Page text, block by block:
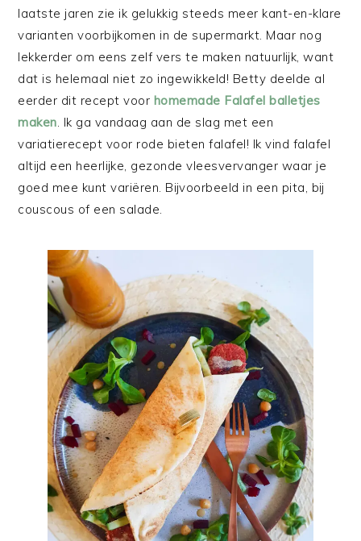
laatste jaren zie ik gelukkig steeds meer kant-en-klare
varianten voorbijkomen in de supermarkt. Maar nog
lekkerder om eens zelf vers te maken natuurlijk, want
dat is helemaal niet zo ingewikkeld! Betty deelde al
eerder dit recept voor homemade Falafel balletjes
maken. Ik ga vandaag aan de slag met een
variatierecept voor rode bieten falafel! Ik vind falafel
altijd een heerlijke, gezonde vleesvervanger waar je
goed mee kunt variëren. Bijvoorbeeld in een pita, bij
couscous of een salade.